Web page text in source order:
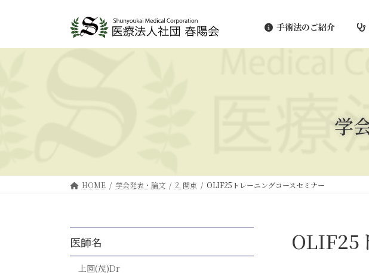
手術法のご紹介
学
HOME 学会発表・論文 2. 関東 OLIF25トレーニングコースセミナー
OLIF25
医師名
上園(茂)Dr